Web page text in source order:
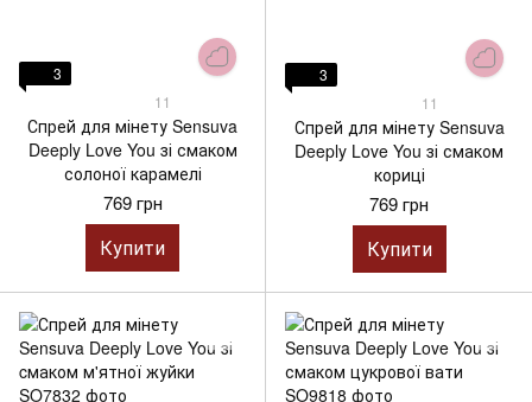
3
11
Спрей для мінету Sensuva
Deeply Love You зі смаком
солоної карамелі
769 грн
Купити
3
11
Спрей для мінету Sensuva
Deeply Love You зі смаком
кориці
769 грн
Купити